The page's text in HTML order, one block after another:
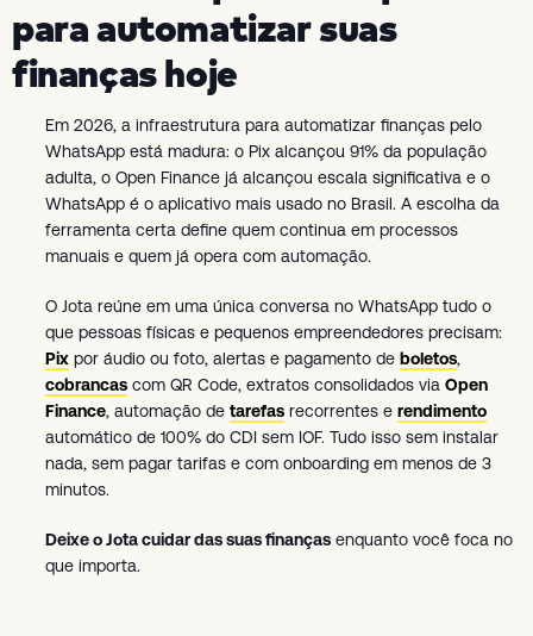
para automatizar suas
finanças hoje
Em 2026, a infraestrutura para automatizar finanças pelo
WhatsApp está madura: o Pix alcançou 91% da população
adulta, o Open Finance já alcançou escala significativa e o
WhatsApp é o aplicativo mais usado no Brasil. A escolha da
ferramenta certa define quem continua em processos
manuais e quem já opera com automação.
O Jota reúne em uma única conversa no WhatsApp tudo o
que pessoas físicas e pequenos empreendedores precisam:
Pix por áudio ou foto, alertas e pagamento de boletos,
cobrancas com QR Code, extratos consolidados via Open
Finance, automação de tarefas recorrentes e rendimento
automático de 100% do CDI sem IOF. Tudo isso sem instalar
nada, sem pagar tarifas e com onboarding em menos de 3
minutos.
Deixe o Jota cuidar das suas finanças enquanto você foca no
que importa.